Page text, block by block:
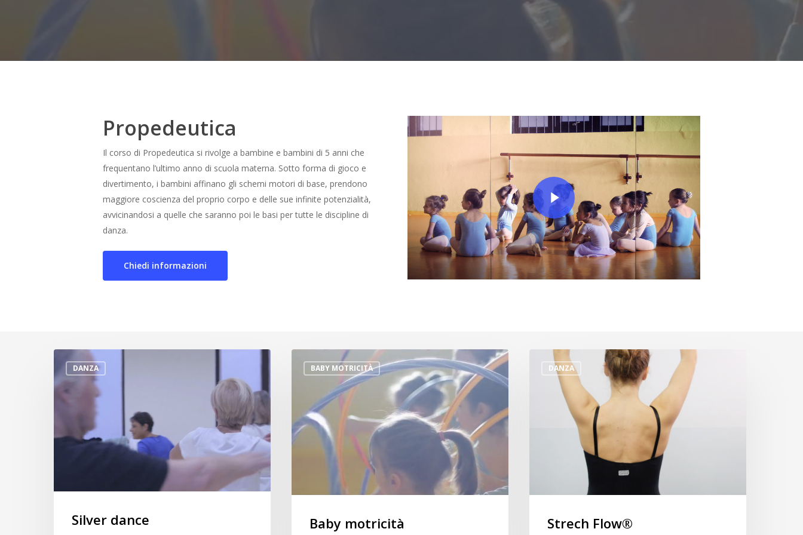
Propedeutica
Il corso di Propedeutica si rivolge a bambine e bambini di 5 anni che
frequentano l’ultimo anno di scuola materna. Sotto forma di gioco e
divertimento, i bambini affinano gli schemi motori di base, prendono
maggiore coscienza del proprio corpo e delle sue infinite potenzialità,
avvicinandosi a quelle che saranno poi le basi per tutte le discipline di
danza.
Chiedi informazioni
Play Video
Play Video
DANZA
dance
Silver dance
BABY MOTRICITÀ
motricità
Baby motricità
DANZA
Strech
Flow®
Strech Flow®